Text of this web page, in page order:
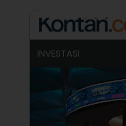
INVESTASI